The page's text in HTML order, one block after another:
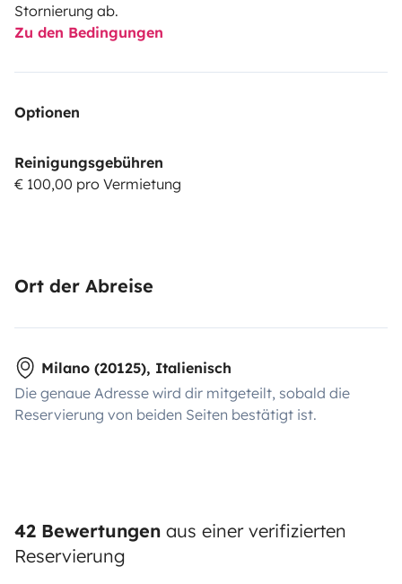
Stornierung ab.
Zu den Bedingungen
Optionen
Reinigungsgebühren
€ 100,00 pro Vermietung
Ort der Abreise
Milano (20125), Italienisch
Die genaue Adresse wird dir mitgeteilt, sobald die
Reservierung von beiden Seiten bestätigt ist.
42 Bewertungen aus einer verifizierten
Reservierung